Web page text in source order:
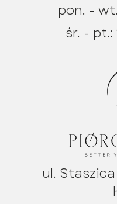
pon. -
śr. - pt.:
ul.